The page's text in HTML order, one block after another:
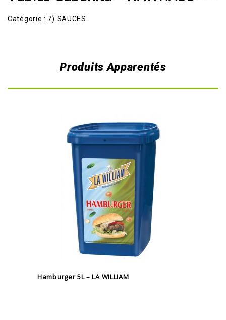
Catégorie : 7) SAUCES
Produits Apparentés
Hamburger 5L – LA WILLIAM